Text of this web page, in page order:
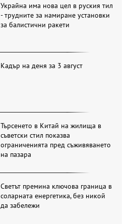
Украйна има нова цел в руския тил
- трудните за намиране установки
за балистични ракети
Кадър на деня за 3 август
Търсенето в Китай на жилища в
съветски стил показва
ограниченията пред съживяването
на пазара
Светът премина ключова граница в
соларната енергетика, без никой
да забележи